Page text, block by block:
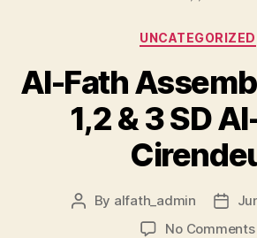
UNCATEGORIZED
Al-Fath
1,2 & 3 SD
By alfath_admin
No Comments